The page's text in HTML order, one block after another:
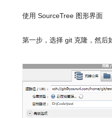
使用 SourceTree 图形界面
第一步，选择 git 克隆，然后